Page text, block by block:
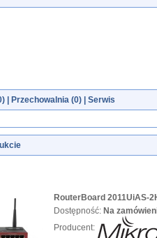
) Przechowalnia (0) Serwis
RouterBoard 2011UiAS-
Dostępność: Na
Producent: